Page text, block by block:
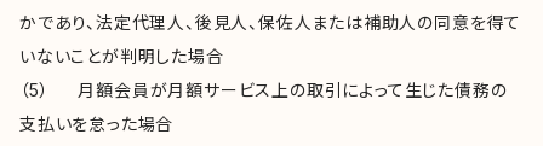
かであり、法定代理人、後見人、保佐人または補助人の同意を得て
いないことが判明した場合
（5） 月額会員が月額サービス上の取引によって生じた債務の
支払いを怠った場合